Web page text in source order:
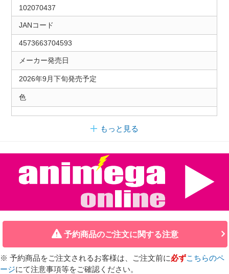
102070437
JANコード
4573663704593
メーカー発売日
2026年9月下旬発売予定
色
もっと見る
予約商品のご注文に関する注意
※ 予約商品をご注文されるお客様は、ご注文前に必ずこちらのペ
ージにて注意事項等をご確認ください。